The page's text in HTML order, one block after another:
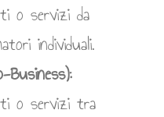
o servizi da
individuali.
o servizi tra